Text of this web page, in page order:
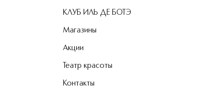
КЛУБ ИЛЬ ДЕ БОТЭ
Магазины
Акции
Театр красоты
Контакты